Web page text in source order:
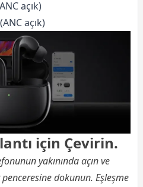
açık)
açık)
için Çevirin.
yakınında açın ve
dokunun. Eşleşme